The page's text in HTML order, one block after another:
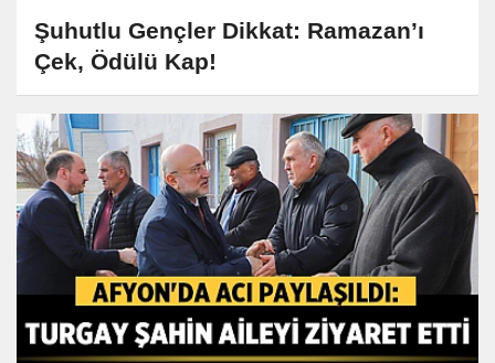
Şuhutlu Gençler Dikkat: Ramazan’ı
Çek, Ödülü Kap!